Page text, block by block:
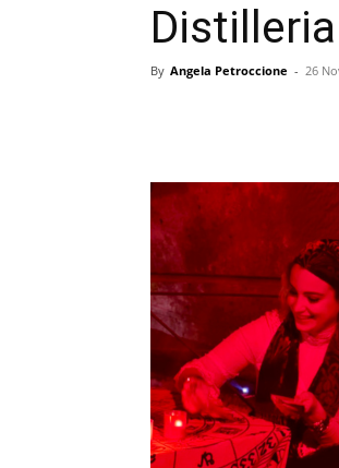
By Angela Petroccione - 26